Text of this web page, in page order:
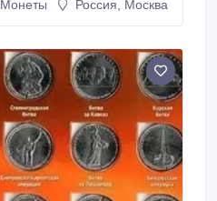
Монеты Россия, Москва